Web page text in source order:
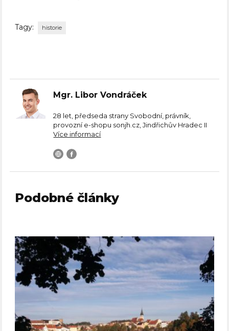
Tagy: historie
Mgr. Libor Vondráček
28 let, předseda strany Svobodní, právník,
provozní e-shopu sonjh.cz, Jindřichův Hradec II
Více informací
Podobné články